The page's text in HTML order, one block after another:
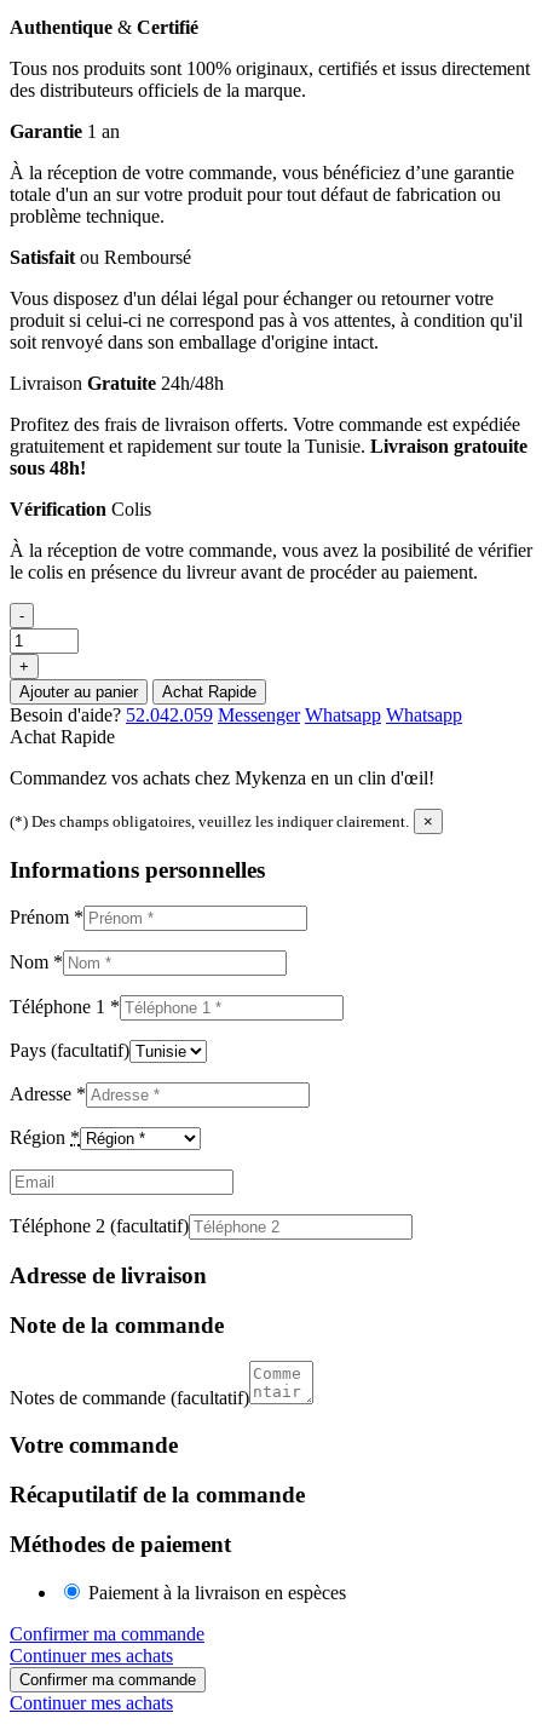
Authentique & Certifié
Tous nos produits sont 100% originaux, certifiés et issus directement
des distributeurs officiels de la marque.
Garantie 1 an
À la réception de votre commande, vous bénéficiez d’une garantie
totale d'un an sur votre produit pour tout défaut de fabrication ou
problème technique.
Satisfait ou Remboursé
Vous disposez d'un délai légal pour échanger ou retourner votre
produit si celui-ci ne correspond pas à vos attentes, à condition qu'il
soit renvoyé dans son emballage d'origine intact.
Livraison Gratuite 24h/48h
Profitez des frais de livraison offerts. Votre commande est expédiée
gratuitement et rapidement sur toute la Tunisie. Livraison gratouite
sous 48h!
Vérification Colis
À la réception de votre commande, vous avez la posibilité de vérifier
le colis en présence du livreur avant de procéder au paiement.
-
+
Ajouter au panier
Achat Rapide
Besoin d'aide? 52.042.059 Messenger Whatsapp Whatsapp
Achat Rapide
Commandez vos achats chez Mykenza en un clin d'œil!
(*) Des champs obligatoires, veuillez les indiquer clairement. ×
Informations personnelles
Prénom *
Nom *
Téléphone 1 *
Pays (facultatif)
Adresse *
Région *
Email
Téléphone 2 (facultatif)
Adresse de livraison
Note de la commande
Notes de commande (facultatif)
Votre commande
Récaputilatif de la commande
Méthodes de paiement
Paiement à la livraison en espèces
Confirmer ma commande
Continuer mes achats
Confirmer ma commande
Continuer mes achats